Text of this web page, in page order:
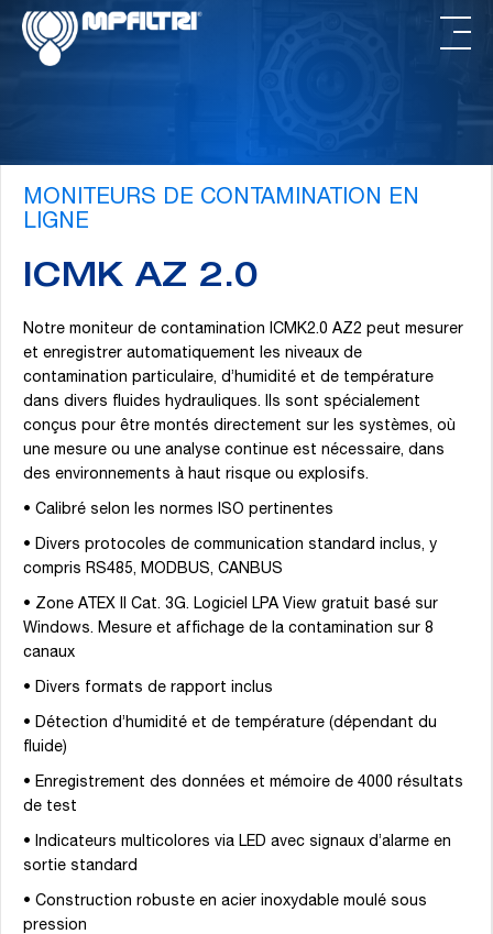
Passer
contenu
Passer
MONITEURS DE CONTAMINATION EN
LIGNE
ICMK AZ 2.0
Notre moniteur de contamination ICMK2.0 AZ2 peut mesurer
et enregistrer automatiquement les niveaux de
contamination particulaire, d’humidité et de température
dans divers fluides hydrauliques. Ils sont spécialement
conçus pour être montés directement sur les systèmes, où
une mesure ou une analyse continue est nécessaire, dans
des environnements à haut risque ou explosifs.
• Calibré selon les normes ISO pertinentes
• Divers protocoles de communication standard inclus, y
compris RS485, MODBUS, CANBUS
• Zone ATEX II Cat. 3G. Logiciel LPA View gratuit basé sur
Windows. Mesure et affichage de la contamination sur 8
canaux
• Divers formats de rapport inclus
• Détection d’humidité et de température (dépendant du
fluide)
• Enregistrement des données et mémoire de 4000 résultats
de test
• Indicateurs multicolores via LED avec signaux d’alarme en
sortie standard
• Construction robuste en acier inoxydable moulé sous
pression